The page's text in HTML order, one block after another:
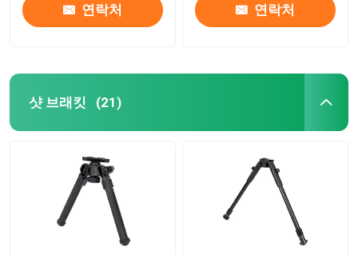
연락처 연락처
샷 브래킷 (21)